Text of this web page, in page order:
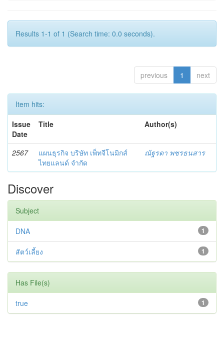
Results 1-1 of 1 (Search time: 0.0 seconds).
previous 1 next
Item hits:
Issue
Date
Title Author(s)
2567
แผนธุรกิจ บริษัท เพ็ทจีโนมิกส์
ไทยแลนด์ จำกัด
ณัฐรดา พชรธนสาร
Discover
Subject
1
DNA
1
สัตว์เลี้ยง
Has File(s)
1
true